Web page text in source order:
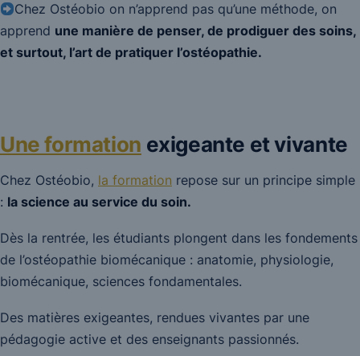
Chez Ostéobio on n’apprend pas qu’une méthode, on
apprend une manière de penser, de prodiguer des soins,
et surtout, l’art de pratiquer l’ostéopathie.
Une formation exigeante et vivante
Chez Ostéobio, la formation repose sur un principe simple
: la science au service du soin.
Dès la rentrée, les étudiants plongent dans les fondements
de l’ostéopathie biomécanique : anatomie, physiologie,
biomécanique, sciences fondamentales.
Des matières exigeantes, rendues vivantes par une
pédagogie active et des enseignants passionnés.